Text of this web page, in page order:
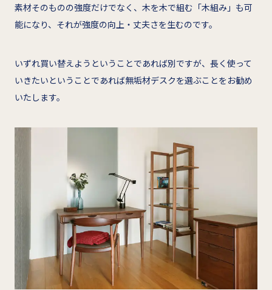
素材そのものの強度だけでなく、木を木で組む「木組み」も可
能になり、それが強度の向上・丈夫さを生むのです。
いずれ買い替えようということであれば別ですが、長く使って
いきたいということであれば無垢材デスクを選ぶことをお勧め
いたします。